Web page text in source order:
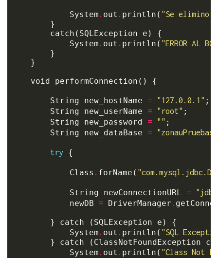
            System
. out . println( "Se elimino
        }
        catch(SQLException e) {
        	System
. out . println( "ERROR AL
        }
        String new_hostName
= "127.0.0.1" ;
        String new_userName
= "root" ;
        String new_password
= "" ;
        String new_dataBase
= "zonauPruebas"
try {
        	Class
. forName(
            String newConnectionURL
=
            newDB
= DriverManager .
    		System
. out . println( "SQL
    		System
. out . println( "Class Not